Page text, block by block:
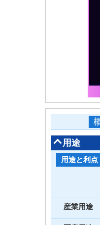
用途
用途と利点
産業用途